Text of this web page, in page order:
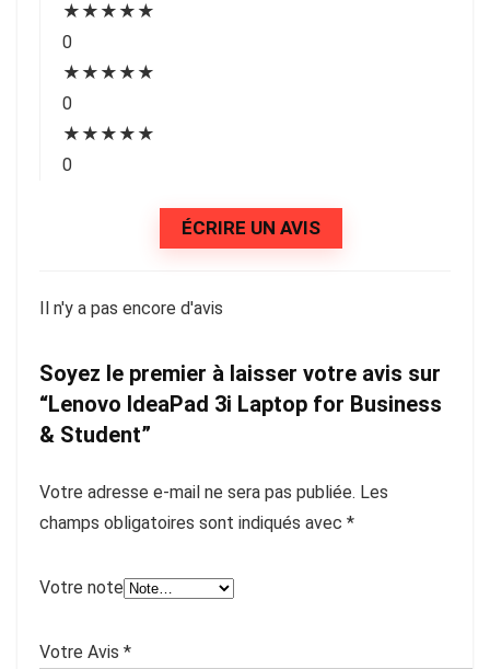
★ ★ ★ ★ ★
0
★ ★ ★ ★ ★
0
★ ★ ★ ★ ★
0
ÉCRIRE UN AVIS
Il n'y a pas encore d'avis
Soyez le premier à laisser votre avis sur
“Lenovo IdeaPad 3i Laptop for Business
& Student”
Votre adresse e-mail ne sera pas publiée. Les
champs obligatoires sont indiqués avec *
Votre note
Votre Avis *